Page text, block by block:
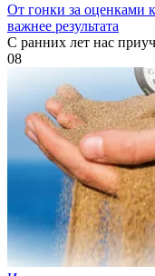
От гонки за оценками
важнее результата
С ранних лет нас
08